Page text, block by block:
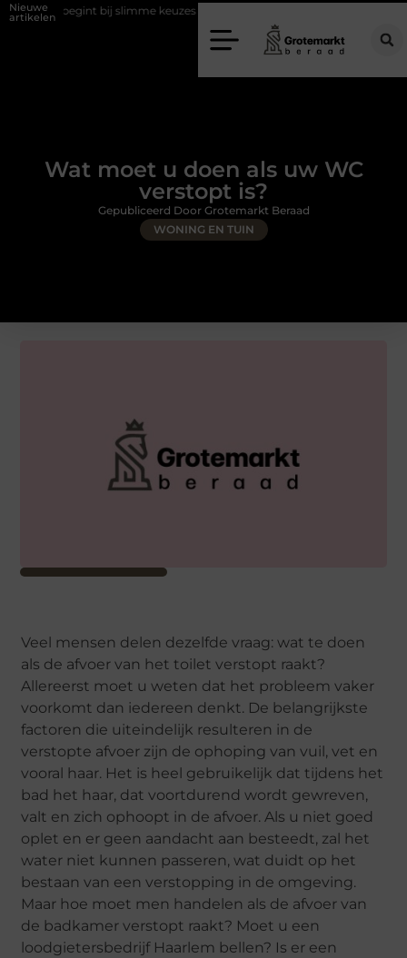
Nieuwe
artikelen
bij slimme keuzes Waarom kiezen voor een rijschool in Utrecht?
Wat moet u doen als uw WC
verstopt is?
WONING EN TUIN
Gepubliceerd Door Grotemarkt Beraad
Veel mensen delen dezelfde vraag: wat te doen
als de afvoer van het toilet verstopt raakt?
Allereerst moet u weten dat het probleem vaker
voorkomt dan iedereen denkt. De belangrijkste
factoren die uiteindelijk resulteren in de
verstopte afvoer zijn de ophoping van vuil, vet en
vooral haar. Het is heel gebruikelijk dat tijdens het
bad het haar, dat voortdurend wordt gewreven,
valt en zich ophoopt in de afvoer. Als u niet goed
oplet en er geen aandacht aan besteedt, zal het
water niet kunnen passeren, wat duidt op het
bestaan van een verstopping in de omgeving.
Maar hoe moet men handelen als de afvoer van
de badkamer verstopt raakt? Moet u een
loodgietersbedrijf Haarlem bellen? Is er een